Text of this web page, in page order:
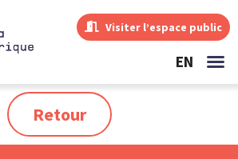
Visiter l’espace public
EN
Retour